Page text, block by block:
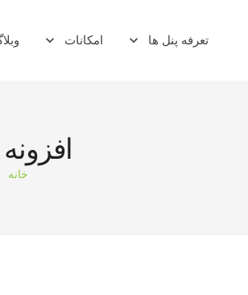
تعرفه پنل ها امکانات
خانه